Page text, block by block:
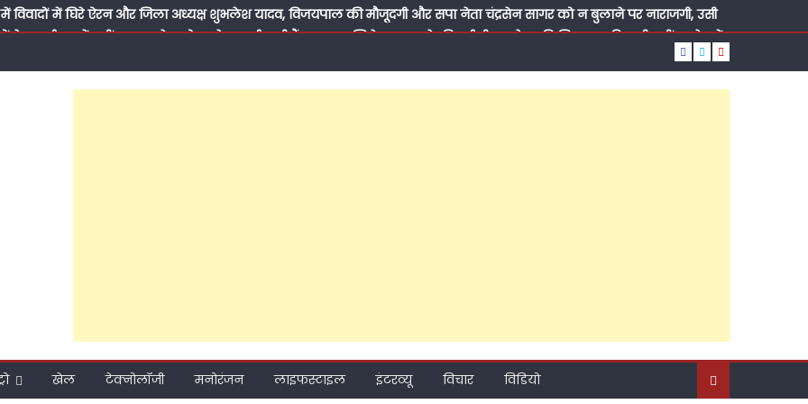
में विवादों में घिरे ऐरन और जिला अध्यक्ष शुभलेश यादव, विजयपाल की मौजूदगी और सपा नेता चंद्रसेन सागर को न बुलाने पर नाराजगी, उसी
के कार्यक्रम में नहीं गए शुभलेश तो उनके समर्थक भी हैं नाराज, अखिलेश यादव से की गई थी शुभलेश की शिकायत, फिर भी नहीं सुधरे, पढ़ें
खेल टेक्नोलॉजी मनोरंजन लाइफस्टाइल इंटरव्यू विचार विडियो